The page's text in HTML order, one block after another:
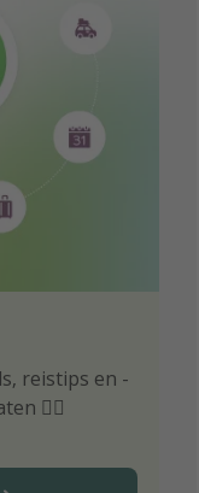
reistips en -
🏴‍☠️
de beste